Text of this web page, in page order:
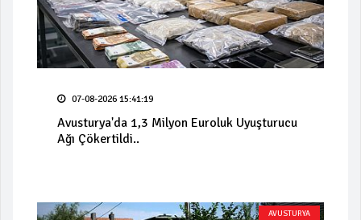
07-08-2026 15:41:19
Avusturya'da 1,3 Milyon Euroluk Uyuşturucu
Ağı Çökertildi..
AVUSTURYA